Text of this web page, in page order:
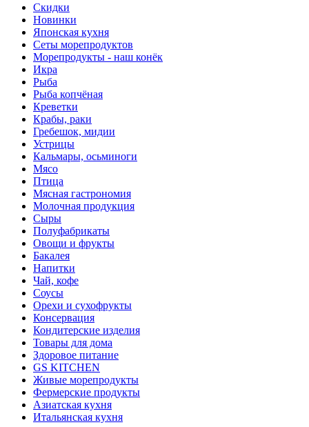
Скидки
Новинки
Японская кухня
Сеты морепродуктов
Морепродукты - наш конёк
Икра
Рыба
Рыба копчёная
Креветки
Крабы, раки
Гребешок, мидии
Устрицы
Кальмары, осьминоги
Мясо
Птица
Мясная гастрономия
Молочная продукция
Сыры
Полуфабрикаты
Овощи и фрукты
Бакалея
Напитки
Чай, кофе
Соусы
Орехи и сухофрукты
Консервация
Кондитерские изделия
Товары для дома
Здоровое питание
GS KITCHEN
Живые морепродукты
Фермерские продукты
Азиатская кухня
Итальянская кухня